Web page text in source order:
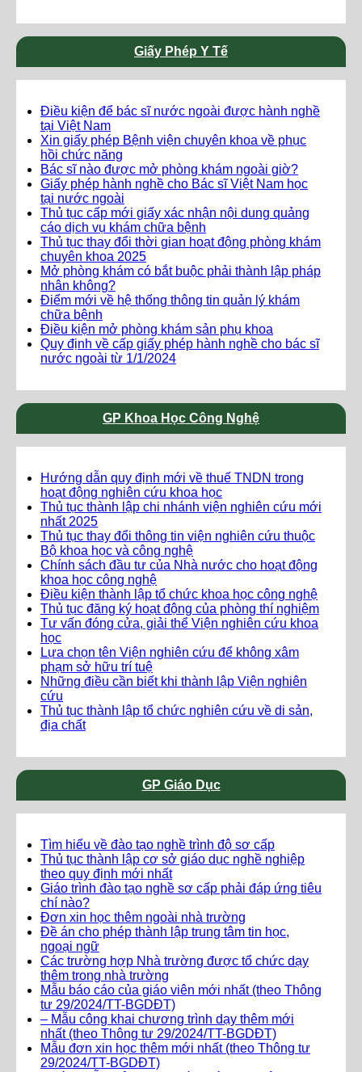
Giấy Phép Y Tế
Điều kiện để bác sĩ nước ngoài được hành nghề
tại Việt Nam
Xin giấy phép Bệnh viện chuyên khoa về phục
hồi chức năng
Bác sĩ nào được mở phòng khám ngoài giờ?
Giấy phép hành nghề cho Bác sĩ Việt Nam học
tại nước ngoài
Thủ tục cấp mới giấy xác nhận nội dung quảng
cáo dịch vụ khám chữa bệnh
Thủ tục thay đổi thời gian hoạt động phòng khám
chuyên khoa 2025
Mở phòng khám có bắt buộc phải thành lập pháp
nhân không?
Điểm mới về hệ thống thông tin quản lý khám
chữa bệnh
Điều kiện mở phòng khám sản phụ khoa
Quy định về cấp giấy phép hành nghề cho bác sĩ
nước ngoài từ 1/1/2024
GP Khoa Học Công Nghệ
Hướng dẫn quy định mới về thuế TNDN trong
hoạt động nghiên cứu khoa học
Thủ tục thành lập chi nhánh viện nghiên cứu mới
nhất 2025
Thủ tục thay đổi thông tin viện nghiên cứu thuộc
Bộ khoa học và công nghệ
Chính sách đầu tư của Nhà nước cho hoạt động
khoa học công nghệ
Điều kiện thành lập tổ chức khoa học công nghệ
Thủ tục đăng ký hoạt động của phòng thí nghiệm
Tư vấn đóng cửa, giải thể Viện nghiên cứu khoa
học
Lựa chọn tên Viện nghiên cứu để không xâm
phạm sở hữu trí tuệ
Những điều cần biết khi thành lập Viện nghiên
cứu
Thủ tục thành lập tổ chức nghiên cứu về di sản,
địa chất
GP Giáo Dục
Tìm hiểu về đào tạo nghề trình độ sơ cấp
Thủ tục thành lập cơ sở giáo dục nghề nghiệp
theo quy định mới nhất
Giáo trình đào tạo nghề sơ cấp phải đáp ứng tiêu
chí nào?
Đơn xin học thêm ngoài nhà trường
Đề án cho phép thành lập trung tâm tin học,
ngoại ngữ
Các trường hợp Nhà trường được tổ chức dạy
thêm trong nhà trường
Mẫu báo cáo của giáo viên mới nhất (theo Thông
tư 29/2024/TT-BGDĐT)
– Mẫu công khai chương trình dạy thêm mới
nhất (theo Thông tư 29/2024/TT-BGDĐT)
Mẫu đơn xin học thêm mới nhất (theo Thông tư
29/2024/TT-BGDĐT)